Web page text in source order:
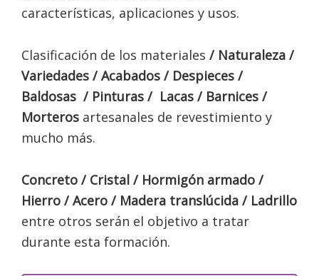
características, aplicaciones y usos.
Clasificación de los materiales / Naturaleza /
Variedades / Acabados / Despieces /
Baldosas / Pinturas / Lacas / Barnices /
Morteros artesanales de revestimiento y
mucho más.
Concreto / Cristal / Hormigón armado /
Hierro / Acero / Madera translúcida / Ladrillo
entre otros serán el objetivo a tratar
durante esta formación.